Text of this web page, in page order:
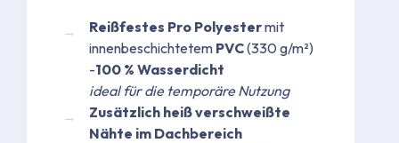
Reißfestes Pro Polyestermit
innenbeschichtetem PVC(330 g/m²)
-100 % Wasserdicht
ideal für die temporäre Nutzung
Zusätzlich heiß verschweißte
Nähte im Dachbereich